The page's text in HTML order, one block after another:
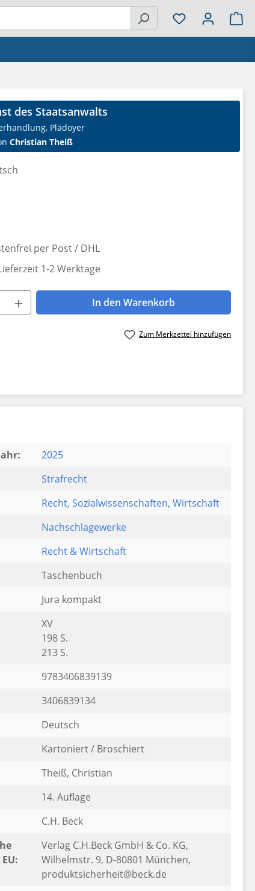
des Staatsanwalts
Plädoyer
Christian Theiß
per Post / DHL
1-2 Werktage
Gib den gewünschten Wert
In den Warenkorb
Zum Merkzettel hinzufügen
2025
Strafrecht
Recht, Sozialwissenschaften, Wirtschaft
Nachschlagewerke
Recht & Wirtschaft
Taschenbuch
Jura kompakt
XV
198 S.
213 S.
9783406839139
3406839134
Deutsch
Kartoniert / Broschiert
Theiß, Christian
14. Auflage
C.H. Beck
Verlag C.H.Beck GmbH & Co. KG,
Wilhelmstr. 9, D-80801 München,
produktsicherheit@beck.de